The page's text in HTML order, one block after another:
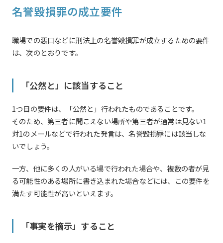
名誉毀損罪の成立要件
職場での悪口などに刑法上の名誉毀損罪が成立するための要件
は、次のとおりです。
「公然と」に該当すること
1つ目の要件は、「公然と」行われたものであることです。
そのため、第三者に聞こえない場所や第三者が通常は見ない1
対1のメールなどで行われた発言は、名誉毀損罪には該当しな
いでしょう。
一方、他に多くの人がいる場で行われた場合や、複数の者が見
る可能性のある場所に書き込まれた場合などには、この要件を
満たす可能性が高いといえます。
「事実を摘示」すること